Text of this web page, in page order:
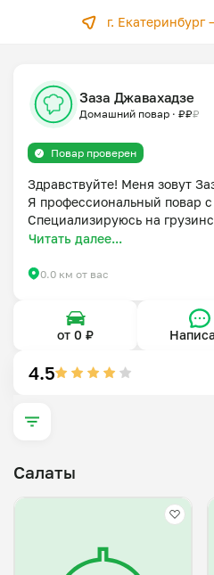
г. Екатеринбург
Заза Джавахадзе
Домашний повар · ₽₽₽
Повар проверен
Здравствуйте! Меня зовут
Я профессиональный повар с
Специализируюсь на
также работал шеф-поваром
настоящему вкусная и
удовольствием готовлю
сервисе «Мой повар»
любовью, качественными
Я готовлю так, как для себя
Для меня готовка — не просто
Также работаю как выездной
стал ещё ярче и вкуснее.
Буду рад познакомиться с
Читать далее...
0.0 км от вас
от 0 ₽
4.5
Салаты